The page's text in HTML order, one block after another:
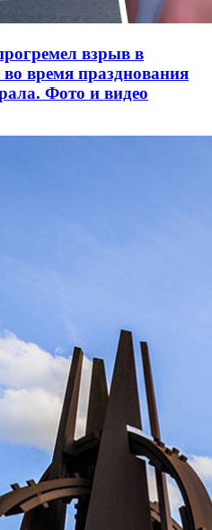
взрыв в
во время празднования
Фото и видео